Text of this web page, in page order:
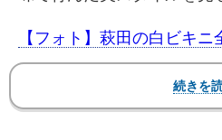
【フォト】萩田の白ビキニ